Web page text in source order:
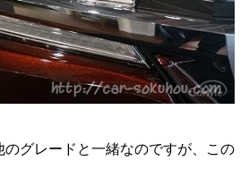
のグレードと一緒なのですが、この